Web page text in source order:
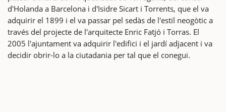
d'Holanda a Barcelona i d'Isidre Sicart i Torrents, que el va
adquirir el 1899 i el va passar pel sedàs de l'estil neogòtic a
través del projecte de l'arquitecte Enric Fatjó i Torras. El
2005 l'ajuntament va adquirir l'edifici i el jardí adjacent i va
decidir obrir-lo a la ciutadania per tal que el conegui.